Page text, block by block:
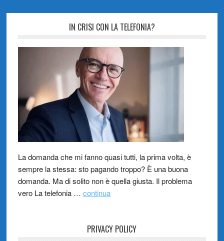
IN CRISI CON LA TELEFONIA?
La domanda che mi fanno quasi tutti, la prima volta, è
sempre la stessa: sto pagando troppo? È una buona
domanda. Ma di solito non è quella giusta. Il problema
vero La telefonia … continua
PRIVACY POLICY